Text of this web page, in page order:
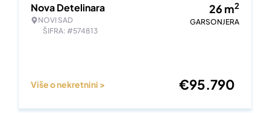
Nova Detelinara
NOVI SAD
ŠIFRA: #574813
26 m2
GARSONJERA
Više o nekretnini > €95.790